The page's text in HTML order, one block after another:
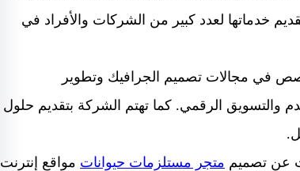
قامت بتقديم خدماتها لعدد كبير من الشركات والأفراد في
في مجالات تصميم الجرافيك وتطوير
والتسويق الرقمي. كما تهتم الشركة بتقديم حلول
عن تصميم متجر مستلزمات حيوانات مواقع إنترنت